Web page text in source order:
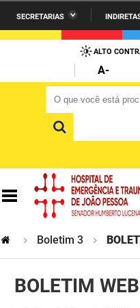
SECRETARIAS
Administração Penitenciária
Agricultura Familiar e
Casa Civil do Governador
Ciência, Tecnologia, Inovação e
Comunicação Institucional
Controladoria Geral do Estado
ARPB
Codata
ALTO
A-
Boletim 3
BOLETIM